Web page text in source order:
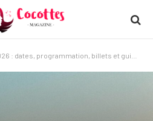
dates, programmation, billets et guide de voyage